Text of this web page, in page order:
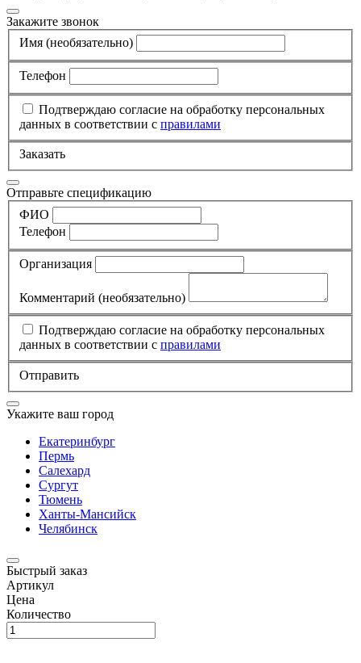
Закажите звонок
Имя (необязательно)
Телефон
Подтверждаю согласие на обработку персональных
данных в соответствии с правилами
Заказать
Отправьте спецификацию
ФИО
Телефон
Организация
Комментарий (необязательно)
Подтверждаю согласие на обработку персональных
данных в соответствии с правилами
Отправить
Укажите ваш город
Екатеринбург
Пермь
Салехард
Сургут
Тюмень
Ханты-Мансийск
Челябинск
Быстрый заказ
Артикул
Цена
Количество